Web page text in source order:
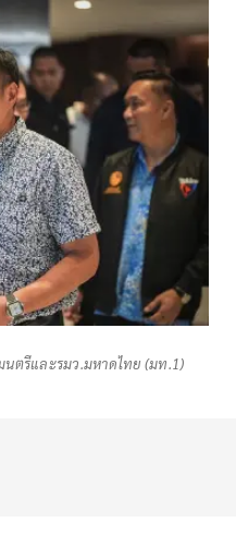
ตรีและรมว.มหาดไทย (มท.1)